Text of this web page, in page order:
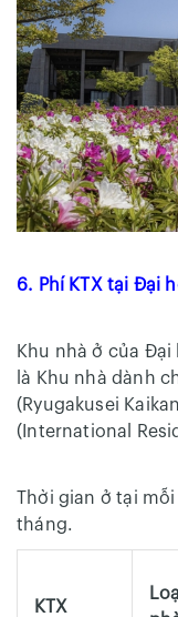
6. Phí KTX tại Đại
Khu nhà ở của
là Khu nhà dành
(Ryugakusei
(International
Thời gian ở tại
tháng.
KTX